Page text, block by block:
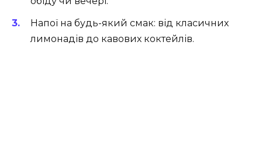
Напої на будь-який смак: від класичних
лимонадів до кавових коктейлів.